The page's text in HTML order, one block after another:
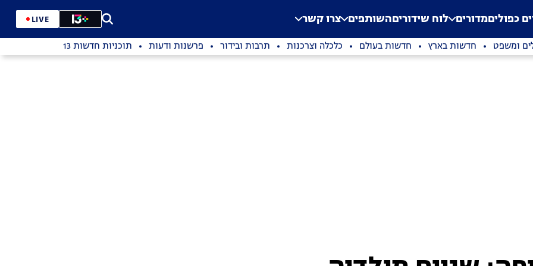
Application error: a
. כפוליםמדורים לוח שידוריםהשותפים צרו קשר LIVE
ומשפט חדשות בארץ חדשות בעולם כלכלה וצרכנות תרבות ובידור פרשנות ודעות תוכניות חדשות 13